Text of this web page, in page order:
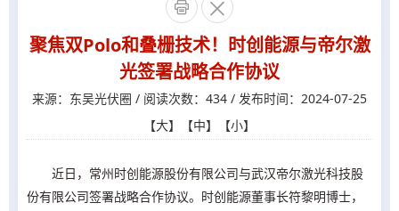
 
聚焦双Polo和叠栅技术！时创能源与帝尔激
光签署战略合作协议
来源：东吴光伏圈 / 阅读次数：434 / 发布时间：2024-07-25
【大】【中】【小】
近日，常州时创能源股份有限公司与武汉帝尔激光科技股
份有限公司签署战略合作协议。时创能源董事长符黎明博士，